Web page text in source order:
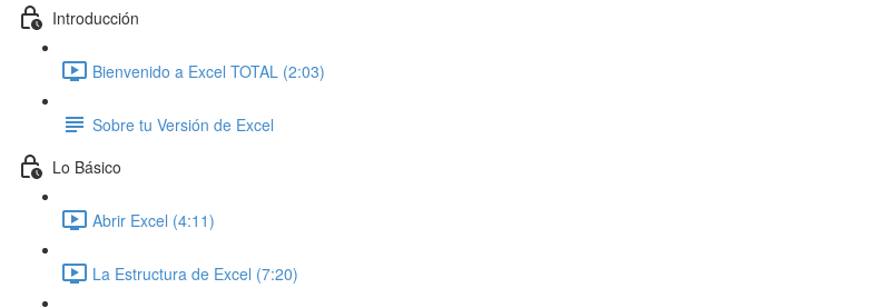
Introducción
Bienvenido a Excel TOTAL (2:03)
Sobre tu Versión de Excel
Lo Básico
Abrir Excel (4:11)
La Estructura de Excel (7:20)